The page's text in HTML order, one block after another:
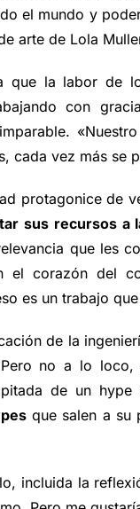
el mundo y
arte de Lola
que la labor de
con
cada vez más se
protagonice de
sus recursos a
que les
el corazón del
es un trabajo
de la
no a lo
de un
que salen a su
incluida la